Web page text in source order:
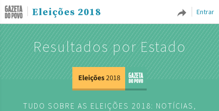
Entrar
Eleições 2018
Resultados por Estado
TUDO SOBRE AS ELEIÇÕES 2018: NOTÍCIAS,